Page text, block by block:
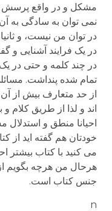
مشکل و در واقع پرسش
نمی توان به سادگی به
در توان من نیست، و
در یک فرایند آشنایی و
در چند کلمه و حتی در
تمام شده پنداشت.
از حد متعارف بیش از
اند و لذا از طریق
احیانا منطق و
خودتان هم گفته اید
می کنید با کتاب
هرحال من هرچه بگویم
جنس کتاب است.
n